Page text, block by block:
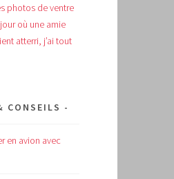
photos de ventre
où une amie
atterri, j’ai tout
CONSEILS
en avion avec